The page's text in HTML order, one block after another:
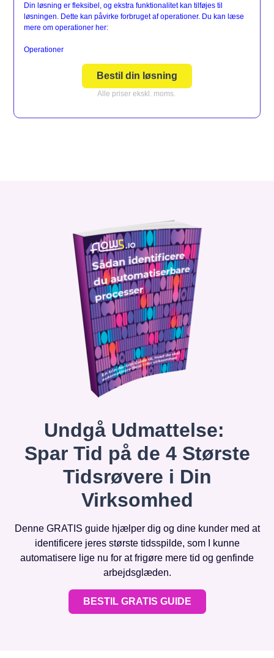
Din løsning er fleksibel, og ekstra funktionalitet kan tilføjes til
løsningen. Dette kan påvirke forbruget af operationer. Du kan læse
mere om operationer her:
Operationer
Bestil din løsning
Alle priser ekskl. moms.
Undgå Udmattelse:
Spar Tid på de 4 Største
Tidsrøvere i Din
Virksomhed
Denne GRATIS guide hjælper dig og dine kunder med at
identificere jeres største tidsspilde, som I kunne
automatisere lige nu for at frigøre mere tid og genfinde
arbejdsglæden.
BESTIL GRATIS GUIDE